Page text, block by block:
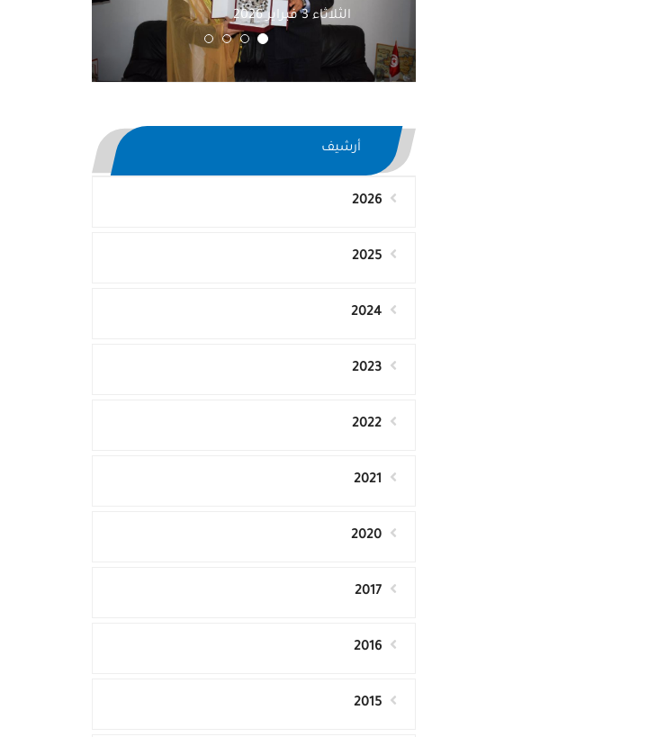
الثلاثاء 3 فبراير 2026
أرشيف
2026
2025
2024
2023
2022
2021
2020
2017
2016
2015